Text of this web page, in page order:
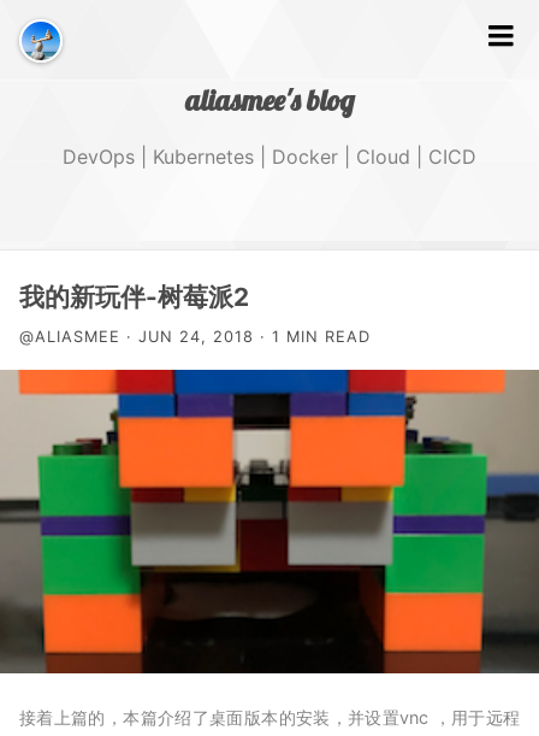
aliasmee's blog
DevOps | Kubernetes | Docker | Cloud | CICD
Tags
About Me
我的新玩伴-树莓派2
@ALIASMEE · JUN 24, 2018 · 1 MIN READ
接着上篇的，本篇介绍了桌面版本的安装，并设置vnc ，用于远程